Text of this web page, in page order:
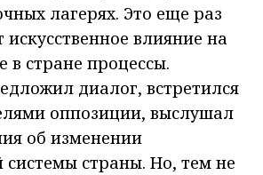
лагерях. Это еще раз
влияние на
в стране процессы.
диалог, встретился
оппозиции, выслушал
об изменении
системы страны. Но, тем не